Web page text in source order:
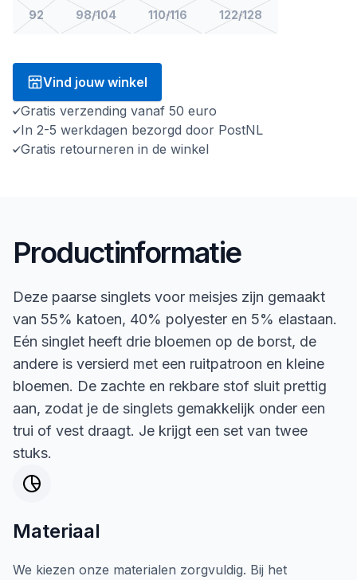
92 98/104 110/116 122/128
Vind jouw winkel
Gratis verzending vanaf 50 euro
In 2-5 werkdagen bezorgd door PostNL
Gratis retourneren in de winkel
Productinformatie
Deze paarse singlets voor meisjes zijn gemaakt
van 55% katoen, 40% polyester en 5% elastaan.
Eén singlet heeft drie bloemen op de borst, de
andere is versierd met een ruitpatroon en kleine
bloemen. De zachte en rekbare stof sluit prettig
aan, zodat je de singlets gemakkelijk onder een
trui of vest draagt. Je krijgt een set van twee
stuks.
Materiaal
We kiezen onze materialen zorgvuldig. Bij het